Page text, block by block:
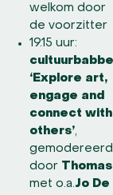
welkom door
de voorzitter
19.15 uur:
cultuurbabbel
‘Explore art,
engage and
connect with
others’,
gemodereerd
door
met o.a.Jo